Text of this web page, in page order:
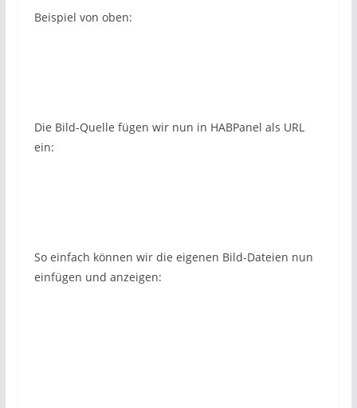
Beispiel von oben:
Die Bild-Quelle fügen wir nun in HABPanel als URL
ein:
So einfach können wir die eigenen Bild-Dateien nun
einfügen und anzeigen: